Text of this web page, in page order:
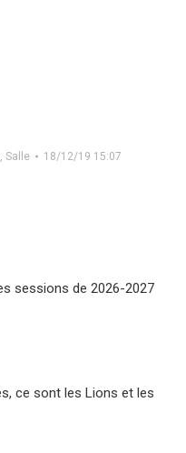
, Salle 18/12/19 15:07
sessions de 2026-2027
ce sont les Lions et les